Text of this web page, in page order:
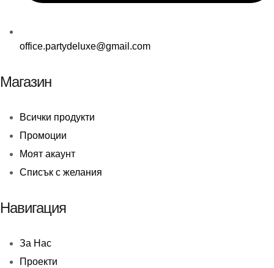
office.partydeluxe@gmail.com
Магазин
Всички продукти
Промоции
Моят акаунт
Списък с желания
Навигация
За Нас
Проекти